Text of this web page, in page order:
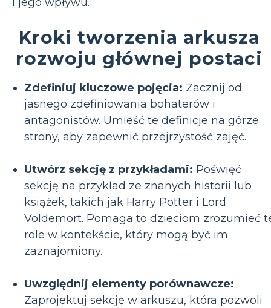
Kroki tworzenia arkusza
rozwoju głównej postaci
Zdefiniuj kluczowe pojęcia: Zacznij od
jasnego zdefiniowania bohaterów i
antagonistów. Umieść te definicje na górze
strony, aby zapewnić przejrzystość zajęć.
Utwórz sekcję z przykładami: Poświęć
sekcję na przykład ze znanych historii lub
książek, takich jak Harry Potter i Lord
Voldemort. Pomaga to dzieciom zrozumieć
role w kontekście, który mogą być im
zaznajomiony.
Uwzględnij elementy porównawcze:
Zaprojektuj sekcję w arkuszu, która pozwoli